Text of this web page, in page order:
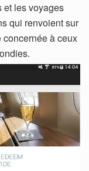
et les voyages
qui renvoient sur
concernée à ceux